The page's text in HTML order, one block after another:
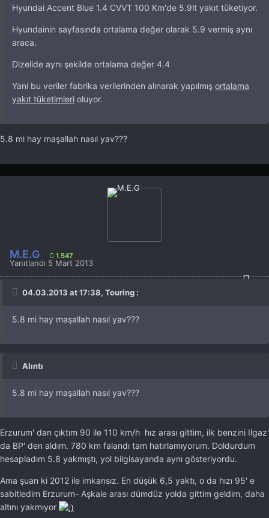
Hyundai Accent Blue 1.4 CVVT 100 Km'de 5.9lt yakıt tüketiyor.
Hyundainin sayfasında ortalama değer olarak 5.9 vermiş aynı
araca.
Dizelide aynı şekilde ortalama değer 4.4
Yani bu veriler fabrika verilerinden alınarak yapılmış ortalama
yakıt tüketimleri oluyor.
5.8 mi hay maşallah nasıl yav???
M.E.G 1.547
Yanıtlandı 5 Mart 2013
04.03.2013 at 17:38, Touring :
5.8 mi hay maşallah nasıl yav???
Alıntı
5.8 mi hay maşallah nasıl yav???
Erzurum' dan çıktım 90 ile 110 km/h hız arası gittim, ilk benzini Ilgaz'
da BP' den aldım. 780 km falandı tam hatırlamıyorum. Doldurdum
hesapladım 5.8 yakmıştı, yol bilgisayarıda aynı gösteriyordu.
Ama şuan ki 2012 ile imkansız. En düşük 6,5 yaktı, o da hızı 95' e
sabitledim Erzurum- Aşkale arası dümdüz yolda gittim geldim, daha
altını yakmıyor